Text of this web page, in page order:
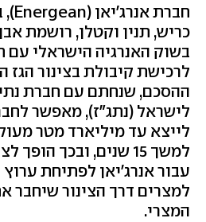
חברת אנרג'יאן (Energean
),
כריש, תנין וקטלן, רושמת
בשוק האנרגיה הישראלי
לרכישת קיבולת בצינור הגז
ההסכם, שנחתם עם חברת
לישראל (נתג"ז), מאפשר
לייצא עד מיליארד מטר
למשך 15 שנים, ובכך
עבור אנרג'יאן לפתיחת
למצרים דרך הצינור שיחבר
המצרי.